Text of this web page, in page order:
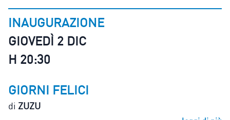
INAUGURAZIONE
GIOVEDÌ 2 DIC
H 20:30
GIORNI FELICI
di ZUZU